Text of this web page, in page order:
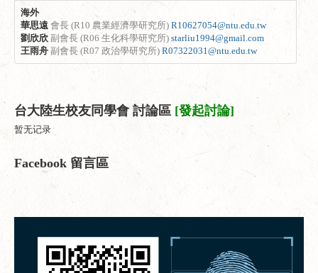
海外
華思遠 會長 (R10 農業經濟學研究所) R10627054@ntu.edu.tw
劉欣欣 副會長 (R06 生化科學研究所) starliu1994@gmail.com
王雨舟 副會長 (R07 政治學研究所) R07322031@ntu.edu.tw
台大陸生校友同學會 討論區 [發起討論]
暂无记录
Facebook 留言區